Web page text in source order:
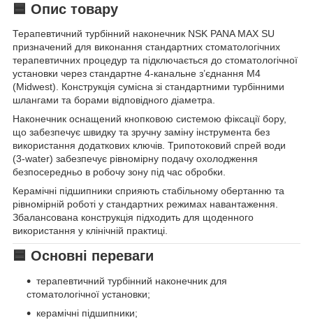
🟦 Опис товару
Терапевтичний турбінний наконечник NSK PANA MAX SU
призначений для виконання стандартних стоматологічних
терапевтичних процедур та підключається до стоматологічної
установки через стандартне 4-канальне з’єднання M4
(Midwest). Конструкція сумісна зі стандартними турбінними
шлангами та борами відповідного діаметра.
Наконечник оснащений кнопковою системою фіксації бору,
що забезпечує швидку та зручну заміну інструмента без
використання додаткових ключів. Трипотоковий спрей води
(3-water) забезпечує рівномірну подачу охолодження
безпосередньо в робочу зону під час обробки.
Керамічні підшипники сприяють стабільному обертанню та
рівномірній роботі у стандартних режимах навантаження.
Збалансована конструкція підходить для щоденного
використання у клінічній практиці.
🟦 Основні переваги
терапевтичний турбінний наконечник для
стоматологічної установки;
керамічні підшипники;